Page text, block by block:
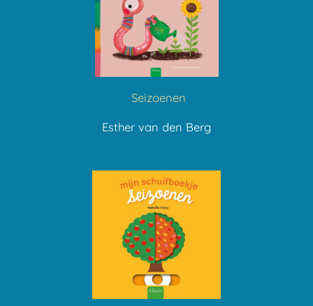
Seizoenen
Esther van den Berg